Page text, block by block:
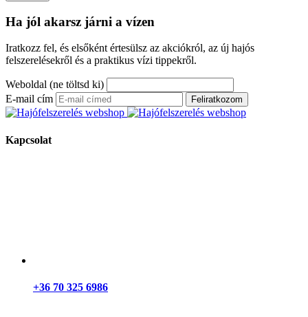
Ha jól akarsz járni a vízen
Iratkozz fel, és elsőként értesülsz az akciókról, az új hajós
felszerelésekről és a praktikus vízi tippekről.
Weboldal (ne töltsd ki)
E-mail cím
Feliratkozom
Kapcsolat
+36 70 325 6986